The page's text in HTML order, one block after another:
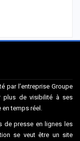
par l’entreprise Groupe
plus de visibilité à ses
temps réel.
de presse en lignes les
se veut être un site